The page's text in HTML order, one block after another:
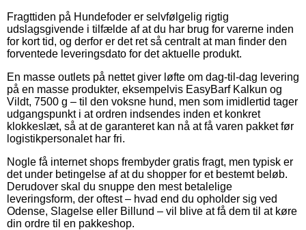
Fragttiden på Hundefoder er selvfølgelig rigtig
udslagsgivende i tilfælde af at du har brug for varerne inden
for kort tid, og derfor er det ret så centralt at man finder den
forventede leveringsdato for det aktuelle produkt.
En masse outlets på nettet giver løfte om dag-til-dag levering
på en masse produkter, eksempelvis EasyBarf Kalkun og
Vildt, 7500 g – til den voksne hund, men som imidlertid tager
udgangspunkt i at ordren indsendes inden et konkret
klokkeslæt, så at de garanteret kan nå at få varen pakket før
logistikpersonalet har fri.
Nogle få internet shops frembyder gratis fragt, men typisk er
det under betingelse af at du shopper for et bestemt beløb.
Derudover skal du snuppe den mest betalelige
leveringsform, der oftest – hvad end du opholder sig ved
Odense, Slagelse eller Billund – vil blive at få dem til at køre
din ordre til en pakkeshop.